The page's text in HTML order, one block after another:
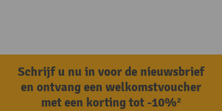
Schrijf u nu in voor de nieuwsbrief
en ontvang een welkomstvoucher
met een korting tot -10%²